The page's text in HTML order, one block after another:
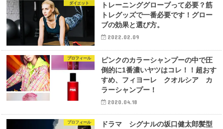
ダイエット
トレーニンググローブって必要？筋
トレグッズで一番必要です！グロー
ブの効果と選び方。
2022.02.09
プロフィール
ピンクのカラーシャンプーの中で圧
倒的に1番濃いヤツはコレ！！超おす
すめ、フィヨーレ クオルシア カ
ラーシャンプー！
2020.04.18
プロフィール
ドラマ シグナルの坂口健太郎髪型